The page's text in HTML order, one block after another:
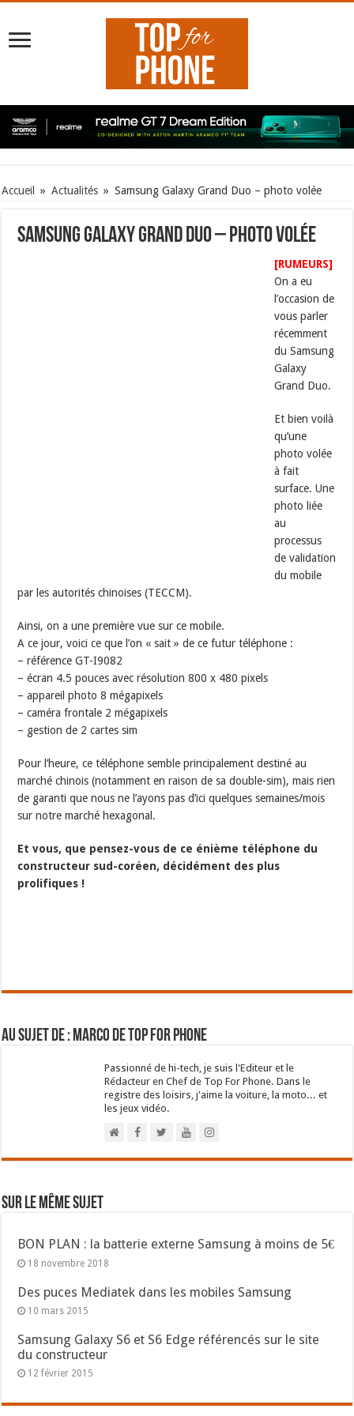
Accueil » Actualités » Samsung Galaxy Grand Duo – photo volée
Samsung Galaxy Grand Duo – photo volée
[RUMEURS]
On a eu
l’occasion de
vous parler
récemment
du Samsung
Galaxy
Grand Duo.
Et bien voilà
qu’une
photo volée
à fait
surface. Une
photo liée
au
processus
de validation
du mobile
par les autorités chinoises (TECCM).
Ainsi, on a une première vue sur ce mobile.
A ce jour, voici ce que l’on « sait » de ce futur téléphone :
– référence GT-I9082
– écran 4.5 pouces avec résolution 800 x 480 pixels
– appareil photo 8 mégapixels
– caméra frontale 2 mégapixels
– gestion de 2 cartes sim
Pour l’heure, ce téléphone semble principalement destiné au
marché chinois (notamment en raison de sa double-sim), mais rien
de garanti que nous ne l’ayons pas d’ici quelques semaines/mois
sur notre marché hexagonal.
Et vous, que pensez-vous de ce énième téléphone du
constructeur sud-coréen, décidément des plus
prolifiques !
Au sujet de : Marco de Top For Phone
Passionné de hi-tech, je suis l'Editeur et le
Rédacteur en Chef de Top For Phone. Dans le
registre des loisirs, j'aime la voiture, la moto... et
les jeux vidéo.
Sur le même sujet
BON PLAN : la batterie externe Samsung à moins de 5€
18 novembre 2018
Des puces Mediatek dans les mobiles Samsung
10 mars 2015
Samsung Galaxy S6 et S6 Edge référencés sur le site
du constructeur
12 février 2015